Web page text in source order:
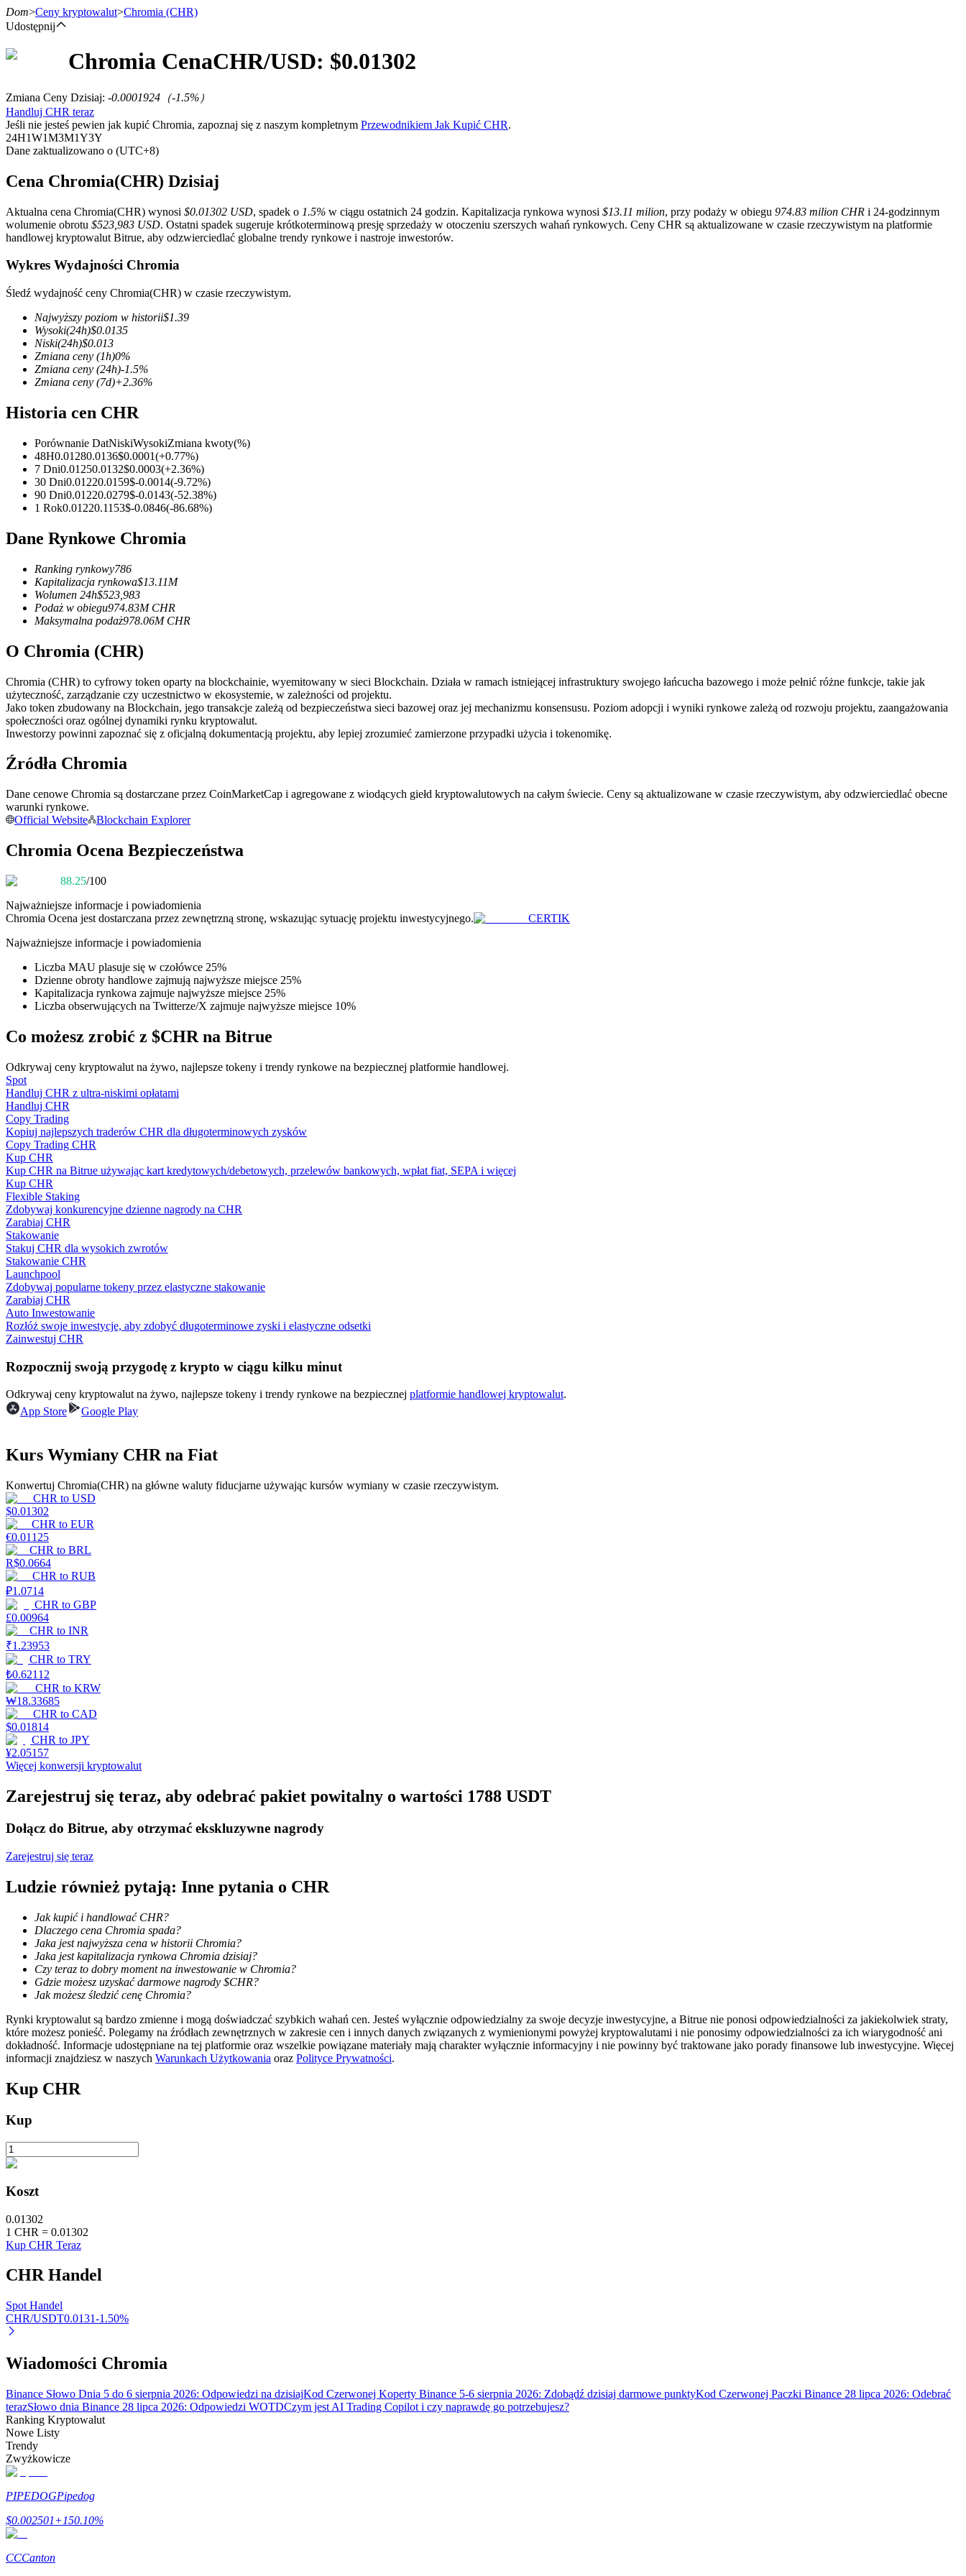
Kontrakty terminowe
Kontrakty terminowe na USDT
Kontrakty futures wykorzystujące USDT jako zabezpieczenie
Kontrakty terminowe COIN-M
Kontrakty terminowe na kryptowaluty
TradFi
Instrumenty pochodne na akcje, forex, metale szlachetne i towary
Kontrakty futures wykorzystujące USDC jako zabezpieczenie
Kopiowanie Transakcji
Zostań traderem kopiującym
Ciesz się podziałem zysków i prowizjami z kopiowania transakcji
Informacja
Analiza Big Data, w tym informacje handlowe itp.
Przewodnik
Przewodnik dla początkujących dotyczący kontraktów futures
Strategie handlowe
Dowiedz się, jak zachować rentowność
Zarabiać
Stawianie
Wysokie zyski i natychmiastowy dostęp
Blokady BTR
Ekskluzywne inwestycje dla posiadaczy BTR
Usługa pożyczek wspieranych kryptowalutami
Dom>Ceny kryptowalut>Chromia (CHR)
Udostępnij
Chromia CenaCHR/USD: $0.01302
Zmiana Ceny Dzisiaj: -0.0001924 （-1.5%）
Handluj CHR teraz
Jeśli nie jesteś pewien jak kupić Chromia, zapoznaj się z naszym kompletnym Przewodnikiem Jak Kupić CHR.
24H1W1M3M1Y3Y
Dane zaktualizowano o (UTC+8)
Cena Chromia(CHR) Dzisiaj
Aktualna cena Chromia(CHR) wynosi $0.01302 USD, spadek o 1.5% w ciągu ostatnich 24 godzin. Kapitalizacja rynkowa wynosi $13.11 milion, przy podaży w obiegu 974.83 milion CHR i 24-godzinnym
wolumenie obrotu $523,983 USD. Ostatni spadek sugeruje krótkoterminową presję sprzedaży w otoczeniu szerszych wahań rynkowych. Ceny CHR są aktualizowane w czasie rzeczywistym na platformie
handlowej kryptowalut Bitrue, aby odzwierciedlać globalne trendy rynkowe i nastroje inwestorów.
Wykres Wydajności Chromia
Śledź wydajność ceny Chromia(CHR) w czasie rzeczywistym.
Najwyższy poziom w historii$1.39
Wysoki(24h)$0.0135
Niski(24h)$0.013
Zmiana ceny (1h)0%
Zmiana ceny (24h)-1.5%
Zmiana ceny (7d)+2.36%
Historia cen CHR
Porównanie DatNiskiWysokiZmiana kwoty(%)
48H0.01280.0136$0.0001(+0.77%)
7 Dni0.01250.0132$0.0003(+2.36%)
30 Dni0.01220.0159$-0.0014(-9.72%)
90 Dni0.01220.0279$-0.0143(-52.38%)
1 Rok0.01220.1153$-0.0846(-86.68%)
Dane Rynkowe Chromia
Ranking rynkowy786
Kapitalizacja rynkowa$13.11M
Wolumen 24h$523,983
Podaż w obiegu974.83M CHR
Maksymalna podaż978.06M CHR
O Chromia (CHR)
Chromia (CHR) to cyfrowy token oparty na blockchainie, wyemitowany w sieci Blockchain. Działa w ramach istniejącej infrastruktury swojego łańcucha bazowego i może pełnić różne funkcje, takie jak
użyteczność, zarządzanie czy uczestnictwo w ekosystemie, w zależności od projektu.
Jako token zbudowany na Blockchain, jego transakcje zależą od bezpieczeństwa sieci bazowej oraz jej mechanizmu konsensusu. Poziom adopcji i wyniki rynkowe zależą od rozwoju projektu, zaangażowania
społeczności oraz ogólnej dynamiki rynku kryptowalut.
Inwestorzy powinni zapoznać się z oficjalną dokumentacją projektu, aby lepiej zrozumieć zamierzone przypadki użycia i tokenomikę.
Źródła Chromia
Dane cenowe Chromia są dostarczane przez CoinMarketCap i agregowane z wiodących giełd kryptowalutowych na całym świecie. Ceny są aktualizowane w czasie rzeczywistym, aby odzwierciedlać obecne
warunki rynkowe.
Official Website
Blockchain Explorer
Chromia Ocena Bezpieczeństwa
88.25/100
Najważniejsze informacje i powiadomienia
Chromia Ocena jest dostarczana przez zewnętrzną stronę, wskazując sytuację projektu inwestycyjnego.
CERTIK
Najważniejsze informacje i powiadomienia
Liczba MAU plasuje się w czołówce 25%
Dzienne obroty handlowe zajmują najwyższe miejsce 25%
Kapitalizacja rynkowa zajmuje najwyższe miejsce 25%
Liczba obserwujących na Twitterze/X zajmuje najwyższe miejsce 10%
Co możesz zrobić z $CHR na Bitrue
Odkrywaj ceny kryptowalut na żywo, najlepsze tokeny i trendy rynkowe na bezpiecznej platformie handlowej.
Spot
Handluj CHR z ultra-niskimi opłatami
Handluj CHR
Copy Trading
Kopiuj najlepszych traderów CHR dla długoterminowych zysków
Copy Trading CHR
Kup CHR
Kup CHR na Bitrue używając kart kredytowych/debetowych, przelewów bankowych, wpłat fiat, SEPA i więcej
Kup CHR
Flexible Staking
Zdobywaj konkurencyjne dzienne nagrody na CHR
Zarabiaj CHR
Stakowanie
Stakuj CHR dla wysokich zwrotów
Stakowanie CHR
Launchpool
Zdobywaj popularne tokeny przez elastyczne stakowanie
Zarabiaj CHR
Auto Inwestowanie
Rozłóż swoje inwestycje, aby zdobyć długoterminowe zyski i elastyczne odsetki
Zainwestuj CHR
Rozpocznij swoją przygodę z krypto w ciągu kilku minut
Odkrywaj ceny kryptowalut na żywo, najlepsze tokeny i trendy rynkowe na bezpiecznej platformie handlowej kryptowalut.
App Store
Google Play
Kurs Wymiany CHR na Fiat
Konwertuj Chromia(CHR) na główne waluty fiducjarne używając kursów wymiany w czasie rzeczywistym.
CHR to USD
$0.01302
CHR to EUR
€0.01125
CHR to BRL
R$0.0664
CHR to RUB
₽1.0714
CHR to GBP
£0.00964
CHR to INR
₹1.23953
CHR to TRY
₺0.62112
CHR to KRW
₩18.33685
CHR to CAD
$0.01814
CHR to JPY
¥2.05157
Więcej konwersji kryptowalut
Zarejestruj się teraz, aby odebrać pakiet powitalny o wartości 1788 USDT
Dołącz do Bitrue, aby otrzymać ekskluzywne nagrody
Zarejestruj się teraz
Ludzie również pytają: Inne pytania o CHR
Jak kupić i handlować CHR?
Dlaczego cena Chromia spada?
Jaka jest najwyższa cena w historii Chromia?
Jaka jest kapitalizacja rynkowa Chromia dzisiaj?
Czy teraz to dobry moment na inwestowanie w Chromia?
Gdzie możesz uzyskać darmowe nagrody $CHR?
Jak możesz śledzić cenę Chromia?
Rynki kryptowalut są bardzo zmienne i mogą doświadczać szybkich wahań cen. Jesteś wyłącznie odpowiedzialny za swoje decyzje inwestycyjne, a Bitrue nie ponosi odpowiedzialności za jakiekolwiek straty,
które możesz ponieść. Polegamy na źródłach zewnętrznych w zakresie cen i innych danych związanych z wymienionymi powyżej kryptowalutami i nie ponosimy odpowiedzialności za ich wiarygodność ani
dokładność. Informacje udostępniane na tej platformie oraz wszelkie powiązane materiały mają charakter wyłącznie informacyjny i nie powinny być traktowane jako porady finansowe lub inwestycyjne. Więcej
informacji znajdziesz w naszych Warunkach Użytkowania oraz Polityce Prywatności.
Kup CHR
Kup
Koszt
0.01302
1 CHR = 0.01302
Kup CHR Teraz
CHR Handel
Spot Handel
CHR/USDT0.0131-1.50%
Wiadomości Chromia
Binance Słowo Dnia 5 do 6 sierpnia 2026: Odpowiedzi na dzisiajKod Czerwonej Koperty Binance 5-6 sierpnia 2026: Zdobądź dzisiaj darmowe punktyKod Czerwonej Paczki Binance 28 lipca 2026: Odebrać
terazSłowo dnia Binance 28 lipca 2026: Odpowiedzi WOTDCzym jest AI Trading Copilot i czy naprawdę go potrzebujesz?
Ranking Kryptowalut
Nowe Listy
Trendy
Zwyżkowicze
PIPEDOGPipedog
$0.002501+150.10%
CCCanton